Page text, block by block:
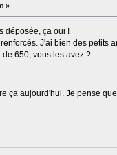
»
déposée, ça oui !
J'ai bien des petits
650, vous les avez ?
ça aujourd'hui. Je pense